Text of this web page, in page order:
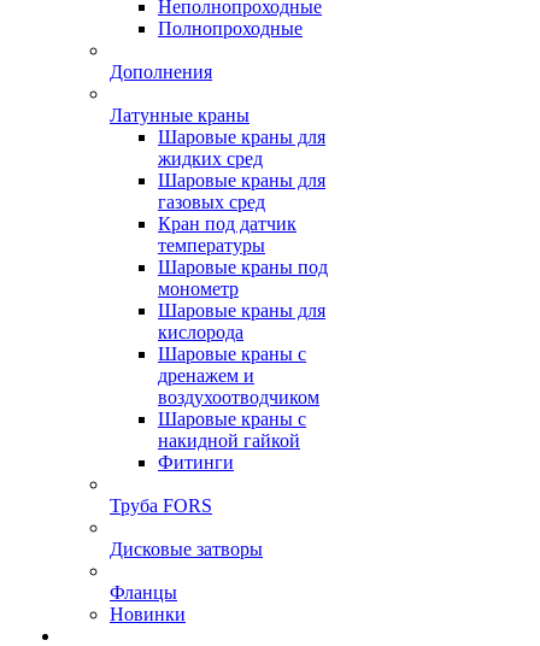
Неполнопроходные
Полнопроходные
Дополнения
Латунные краны
Шаровые краны для
жидких сред
Шаровые краны для
газовых сред
Кран под датчик
температуры
Шаровые краны под
монометр
Шаровые краны для
кислорода
Шаровые краны с
дренажем и
воздухоотводчиком
Шаровые краны с
накидной гайкой
Фитинги
Труба FORS
Дисковые затворы
Фланцы
Новинки